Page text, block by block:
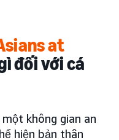
at
đối với cá
không gian an
hiện bản thân